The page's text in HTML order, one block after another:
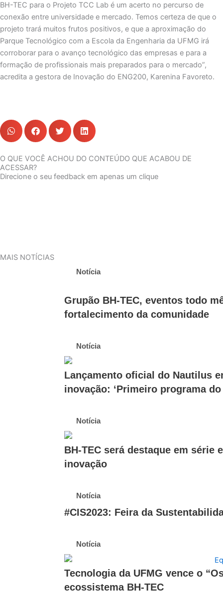
BH-TEC para o Projeto TCC Lab é um acerto no percurso de
conexão entre universidade e mercado. Temos certeza de que o
projeto trará muitos frutos positivos, e que a aproximação do
Parque Tecnológico com a Escola da Engenharia da UFMG irá
corroborar para o avanço tecnológico das empresas e para a
formação de profissionais mais preparados para o mercado”,
acredita a gestora de Inovação do ENG200, Karenina Favoreto.
O QUE VOCÊ ACHOU DO CONTEÚDO QUE ACABOU DE
ACESSAR?
Direcione o seu feedback em apenas um clique
MAIS NOTÍCIAS
Notícia
Grupão BH-TEC, eventos todo
fortalecimento da comunidade
Notícia
Lançamento oficial do Nautilus
inovação: ‘Primeiro programa
Notícia
BH-TEC será destaque em
inovação
Notícia
#CIS2023: Feira da
Notícia
Tecnologia da UFMG vence o
ecossistema BH-TEC